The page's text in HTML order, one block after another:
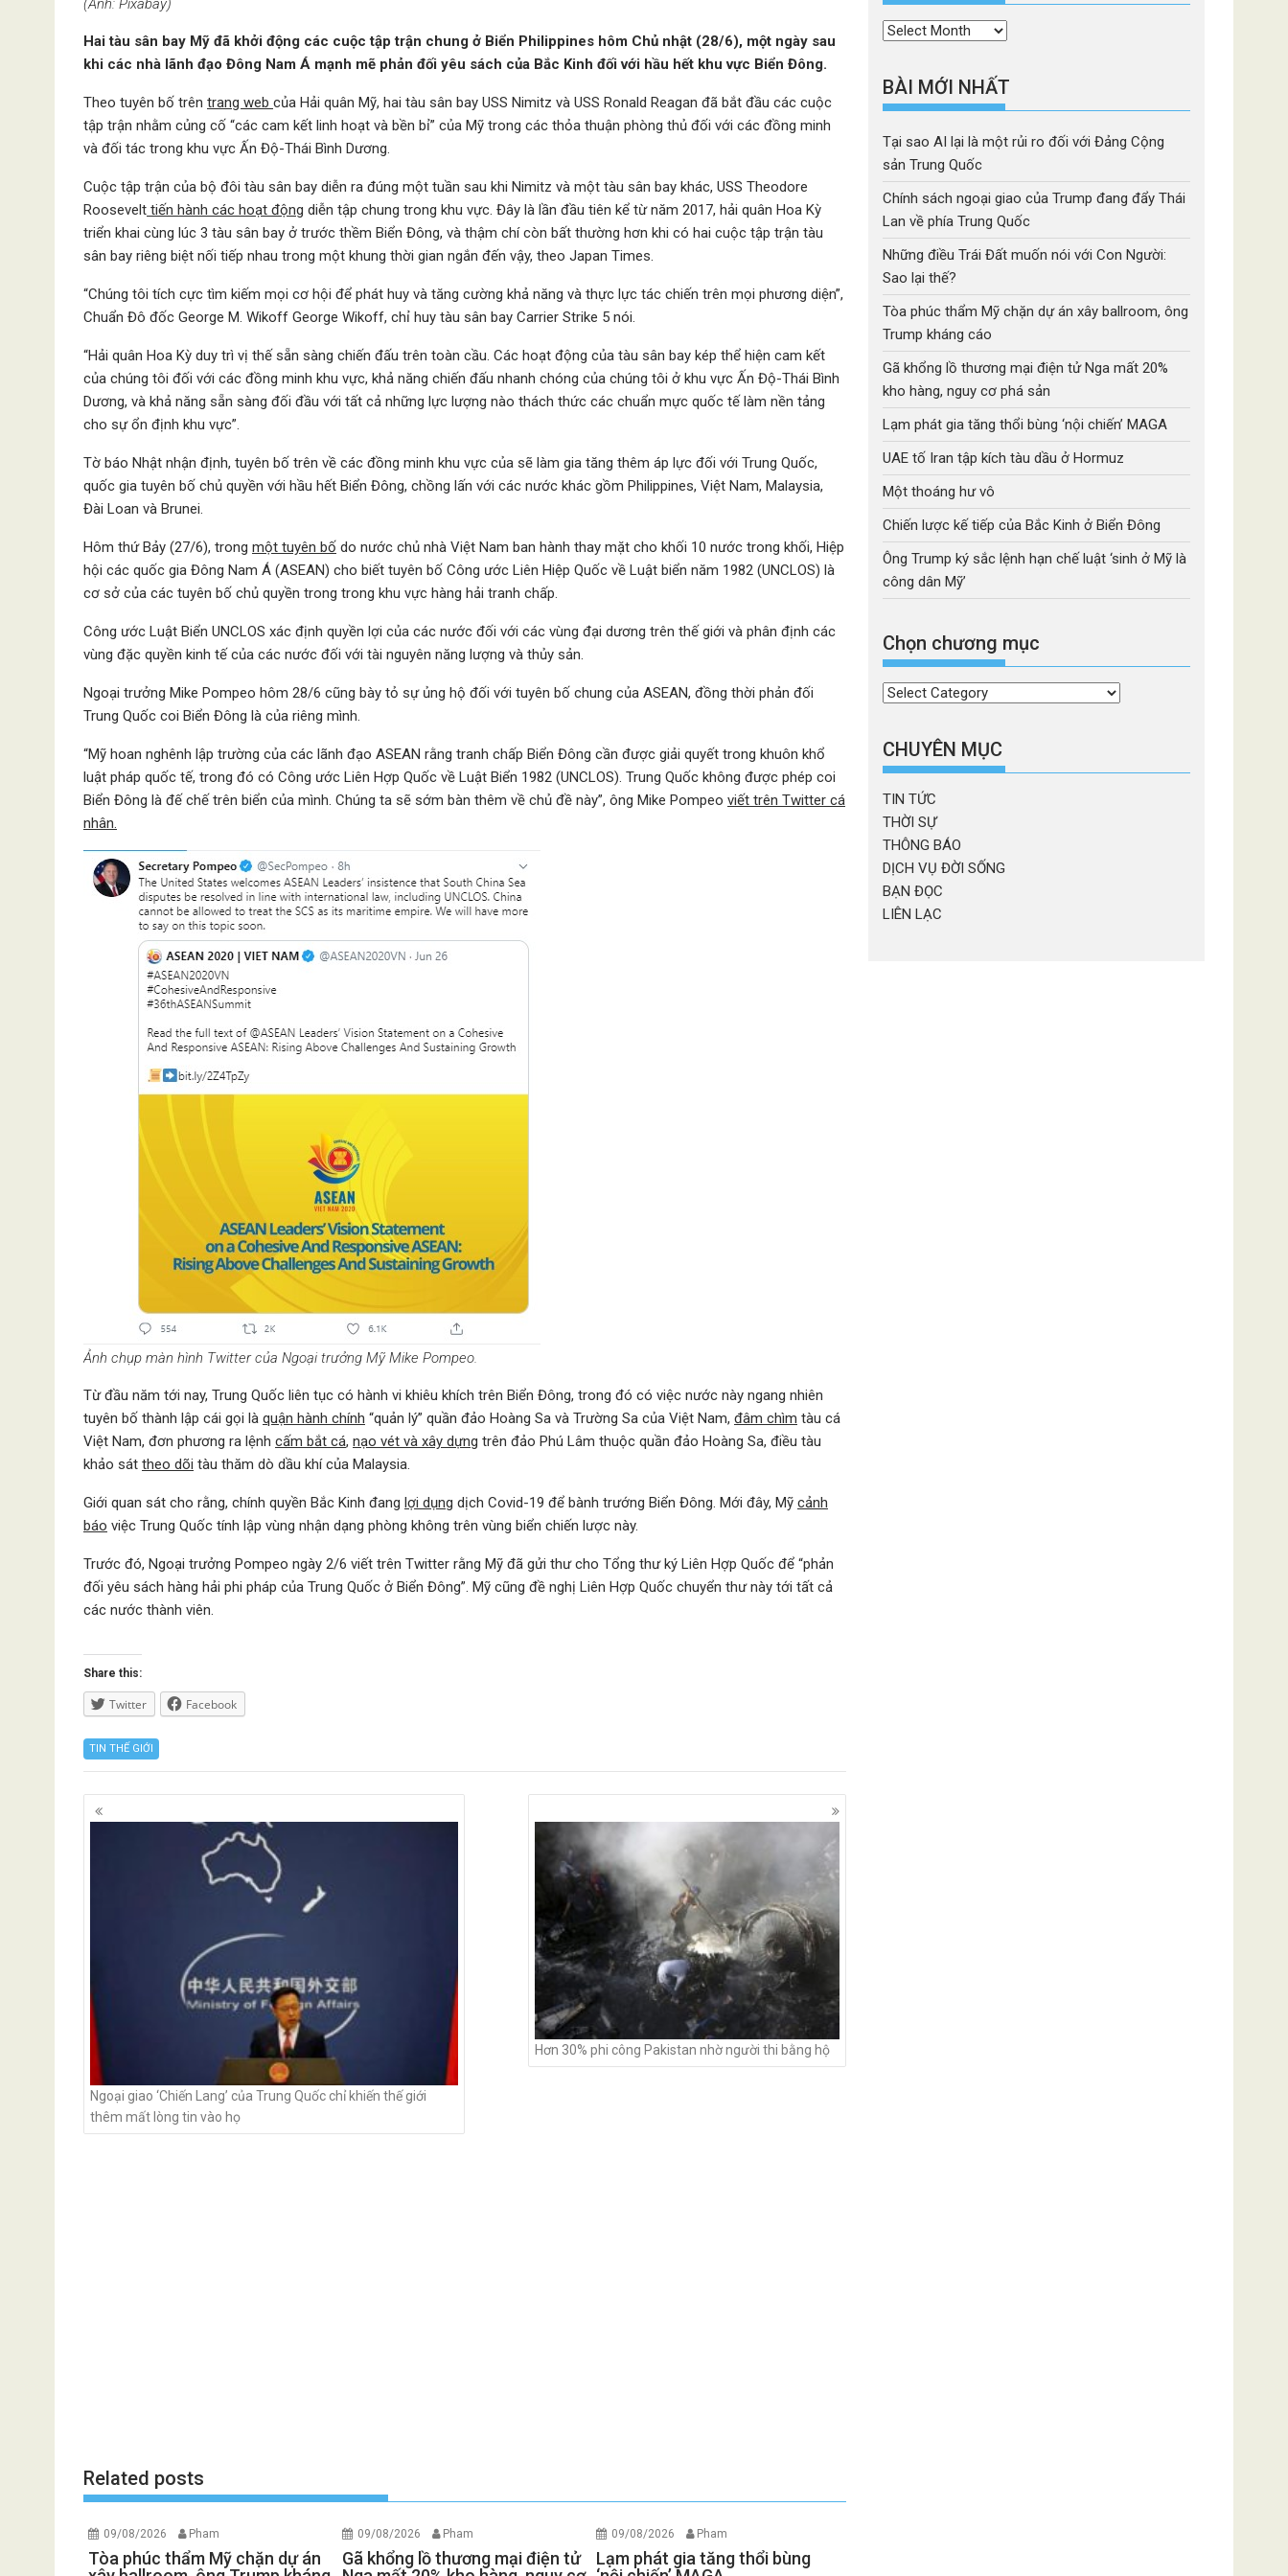
(Ảnh: Pixabay)
Hai tàu sân bay Mỹ đã khởi động các cuộc tập trận chung ở Biển Philippines hôm Chủ nhật (28/6), một ngày sau
khi các nhà lãnh đạo Đông Nam Á mạnh mẽ phản đối yêu sách của Bắc Kinh đối với hầu hết khu vực Biển Đông.
Theo tuyên bố trên trang web của Hải quân Mỹ, hai tàu sân bay USS Nimitz và USS Ronald Reagan đã bắt đầu các cuộc
tập trận nhằm củng cố “các cam kết linh hoạt và bền bỉ” của Mỹ trong các thỏa thuận phòng thủ đối với các đồng minh
và đối tác trong khu vực Ấn Độ-Thái Bình Dương.
Cuộc tập trận của bộ đôi tàu sân bay diễn ra đúng một tuần sau khi Nimitz và một tàu sân bay khác, USS Theodore
Roosevelt tiến hành các hoạt động diễn tập chung trong khu vực. Đây là lần đầu tiên kể từ năm 2017, hải quân Hoa Kỳ
triển khai cùng lúc 3 tàu sân bay ở trước thềm Biển Đông, và thậm chí còn bất thường hơn khi có hai cuộc tập trận tàu
sân bay riêng biệt nối tiếp nhau trong một khung thời gian ngắn đến vậy, theo Japan Times.
“Chúng tôi tích cực tìm kiếm mọi cơ hội để phát huy và tăng cường khả năng và thực lực tác chiến trên mọi phương diện”,
Chuẩn Đô đốc George M. Wikoff George Wikoff, chỉ huy tàu sân bay Carrier Strike 5 nói.
“Hải quân Hoa Kỳ duy trì vị thế sẵn sàng chiến đấu trên toàn cầu. Các hoạt động của tàu sân bay kép thể hiện cam kết
của chúng tôi đối với các đồng minh khu vực, khả năng chiến đấu nhanh chóng của chúng tôi ở khu vực Ấn Độ-Thái Bình
Dương, và khả năng sẵn sàng đối đầu với tất cả những lực lượng nào thách thức các chuẩn mực quốc tế làm nền tảng
cho sự ổn định khu vực”.
Tờ báo Nhật nhận định, tuyên bố trên về các đồng minh khu vực của sẽ làm gia tăng thêm áp lực đối với Trung Quốc,
quốc gia tuyên bố chủ quyền với hầu hết Biển Đông, chồng lấn với các nước khác gồm Philippines, Việt Nam, Malaysia,
Đài Loan và Brunei.
Hôm thứ Bảy (27/6), trong một tuyên bố do nước chủ nhà Việt Nam ban hành thay mặt cho khối 10 nước trong khối, Hiệp
hội các quốc gia Đông Nam Á (ASEAN) cho biết tuyên bố Công ước Liên Hiệp Quốc về Luật biển năm 1982 (UNCLOS) là
cơ sở của các tuyên bố chủ quyền trong trong khu vực hàng hải tranh chấp.
Công ước Luật Biển UNCLOS xác định quyền lợi của các nước đối với các vùng đại dương trên thế giới và phân định các
vùng đặc quyền kinh tế của các nước đối với tài nguyên năng lượng và thủy sản.
Ngoại trưởng Mike Pompeo hôm 28/6 cũng bày tỏ sự ủng hộ đối với tuyên bố chung của ASEAN, đồng thời phản đối
Trung Quốc coi Biển Đông là của riêng mình.
“Mỹ hoan nghênh lập trường của các lãnh đạo ASEAN rằng tranh chấp Biển Đông cần được giải quyết trong khuôn khổ
luật pháp quốc tế, trong đó có Công ước Liên Hợp Quốc về Luật Biển 1982 (UNCLOS). Trung Quốc không được phép coi
Biển Đông là đế chế trên biển của mình. Chúng ta sẽ sớm bàn thêm về chủ đề này”, ông Mike Pompeo viết trên Twitter cá
nhân.
Ảnh chụp màn hình Twitter của Ngoại trưởng Mỹ Mike Pompeo.
Từ đầu năm tới nay, Trung Quốc liên tục có hành vi khiêu khích trên Biển Đông, trong đó có việc nước này ngang nhiên
tuyên bố thành lập cái gọi là quận hành chính “quản lý” quần đảo Hoàng Sa và Trường Sa của Việt Nam, đâm chìm tàu cá
Việt Nam, đơn phương ra lệnh cấm bắt cá, nạo vét và xây dựng trên đảo Phú Lâm thuộc quần đảo Hoàng Sa, điều tàu
khảo sát theo dõi tàu thăm dò dầu khí của Malaysia.
Giới quan sát cho rằng, chính quyền Bắc Kinh đang lợi dụng dịch Covid-19 để bành trướng Biển Đông. Mới đây, Mỹ cảnh
báo việc Trung Quốc tính lập vùng nhận dạng phòng không trên vùng biển chiến lược này.
Trước đó, Ngoại trưởng Pompeo ngày 2/6 viết trên Twitter rằng Mỹ đã gửi thư cho Tổng thư ký Liên Hợp Quốc để “phản
đối yêu sách hàng hải phi pháp của Trung Quốc ở Biển Đông”. Mỹ cũng đề nghị Liên Hợp Quốc chuyển thư này tới tất cả
các nước thành viên.
Share this:
Twitter Facebook
TIN THẾ GIỚI
Posts
navigation
Ngoại giao ‘Chiến Lang’ của Trung Quốc chỉ khiến thế giới
thêm mất lòng tin vào họ
Hơn 30% phi công Pakistan nhờ người thi bằng hộ
Related posts
09/08/2026 Pham
Tòa phúc thẩm Mỹ chặn dự án
09/08/2026 Pham
Gã khổng lồ thương mại điện tử
09/08/2026 Pham
Lạm phát gia tăng thổi bùng
Thời
BÀI MỚI NHẤT
Tại sao AI lại là một rủi ro đối với Đảng Cộng
sản Trung Quốc
Chính sách ngoại giao của Trump đang đẩy Thái
Lan về phía Trung Quốc
Những điều Trái Đất muốn nói với Con Người:
Sao lại thế?
Tòa phúc thẩm Mỹ chặn dự án xây ballroom, ông
Trump kháng cáo
Gã khổng lồ thương mại điện tử Nga mất 20%
kho hàng, nguy cơ phá sản
Lạm phát gia tăng thổi bùng ‘nội chiến’ MAGA
UAE tố Iran tập kích tàu dầu ở Hormuz
Một thoáng hư vô
Chiến lược kế tiếp của Bắc Kinh ở Biển Đông
Ông Trump ký sắc lệnh hạn chế luật ‘sinh ở Mỹ là
công dân Mỹ’
Chọn chương mục
Chọn
mục
CHUYÊN MỤC
TIN TỨC
THỜI SỰ
THÔNG BÁO
DỊCH VỤ ĐỜI SỐNG
BẠN ĐỌC
LIÊN LẠC